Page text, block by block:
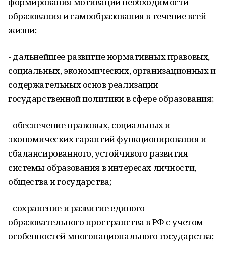
образования и самообразования в течение всей
жизни;
- дальнейшее развитие нормативных правовых,
социальных, экономических, организационных и
содержательных основ реализации
государственной политики в сфере образования;
- обеспечение правовых, социальных и
экономических гарантий функционирования и
сбалансированного, устойчивого развития
системы образования в интересах личности,
общества и государства;
- сохранение и развитие единого
образовательного пространства в РФ с учетом
особенностей многонационального государства;